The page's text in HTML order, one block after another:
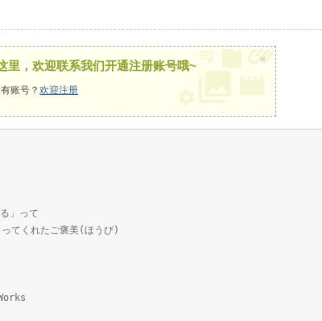
里，欢迎联系我们开通注册账号哦~
账号？欢迎注册
×
」って
てくれたご褒美(ほうび)